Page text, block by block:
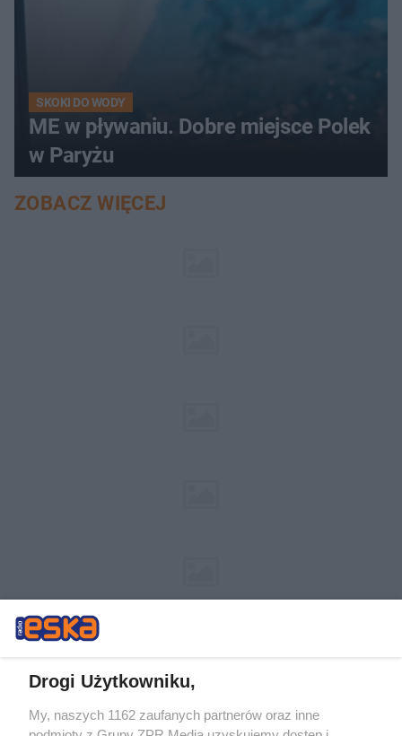
SKOKI DO WODY
ME w pływaniu. Dobre miejsce Polek
w Paryżu
ZOBACZ WIĘCEJ
Żaden utwór zamieszczony w serwisie nie może być powielany i
Drogi Użytkowniku,
My, naszych 1162 zaufanych partnerów oraz inne